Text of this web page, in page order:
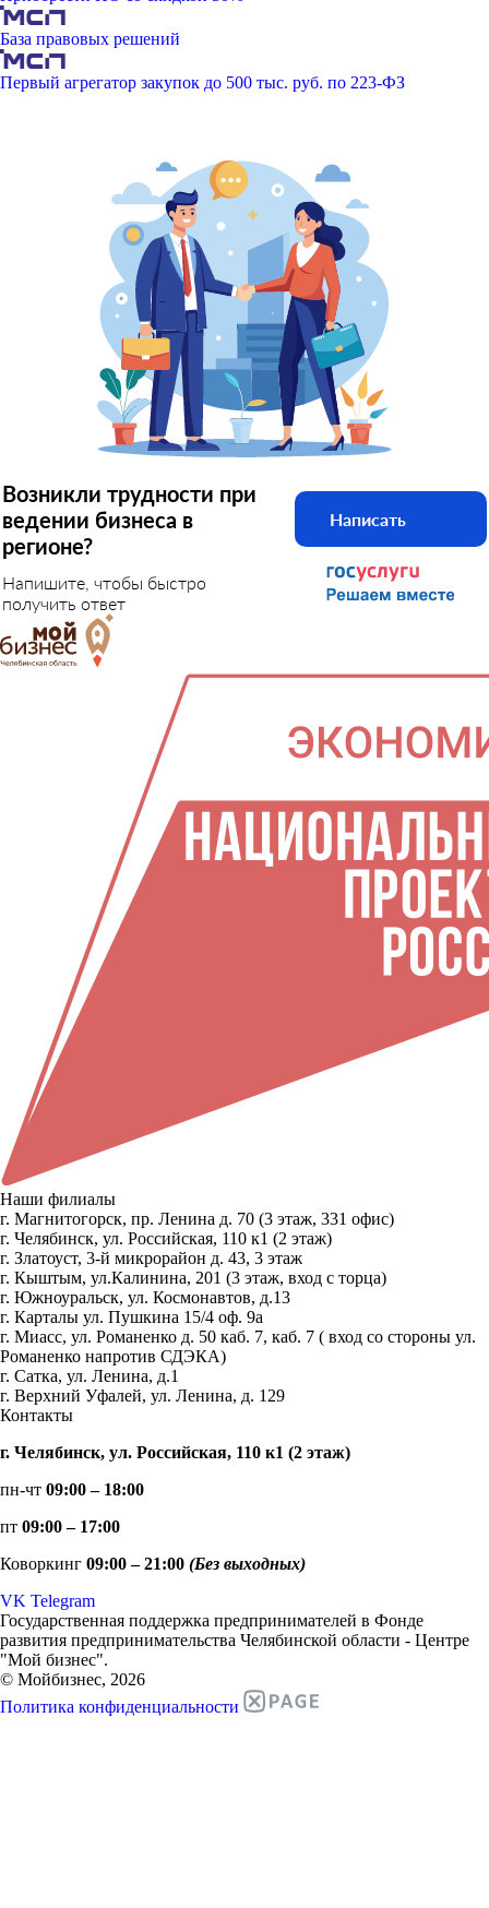
База правовых решений
Первый агрегатор закупок до 500 тыс. руб. по 223-ФЗ
Возникли трудности при
ведении бизнеса в
регионе?
Напишите, чтобы быстро
получить ответ
Написать
Наши филиалы
г. Магнитогорск, пр. Ленина д. 70 (3 этаж, 331 офис)
г. Челябинск, ул. Российская, 110 к1 (2 этаж)
г. Златоуст, 3-й микрорайон д. 43, 3 этаж
г. Кыштым, ул.Калинина, 201 (3 этаж, вход с торца)
г. Южноуральск, ул. Космонавтов, д.13
г. Карталы ул. Пушкина 15/4 оф. 9а
г. Миасс, ул. Романенко д. 50 каб. 7, каб. 7 ( вход со стороны ул.
Романенко напротив СДЭКА)
г. Сатка, ул. Ленина, д.1
г. Верхний Уфалей, ул. Ленина, д. 129
Контакты
г. Челябинск, ул. Российская, 110 к1 (2 этаж)
пн-чт 09:00 – 18:00
пт 09:00 – 17:00
Коворкинг 09:00 – 21:00 (Без выходных)
VK Telegram
Государственная поддержка предпринимателей в Фонде
развития предпринимательства Челябинской области - Центре
"Мой бизнес".
© Мойбизнес, 2026
Политика конфиденциальности